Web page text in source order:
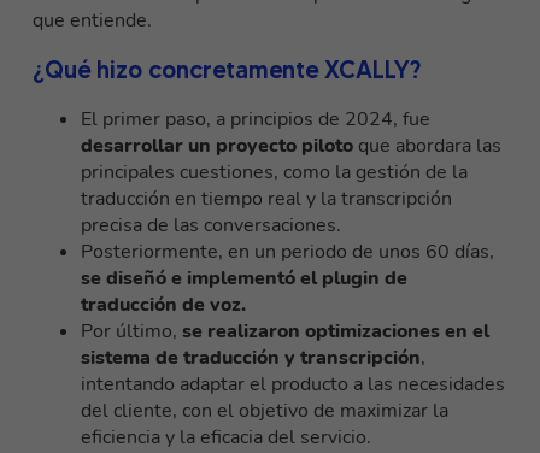
que entiende.
¿Qué hizo concretamente XCALLY?
El primer paso, a principios de 2024, fue
desarrollar un proyecto piloto que abordara las
principales cuestiones, como la gestión de la
traducción en tiempo real y la transcripción
precisa de las conversaciones.
Posteriormente, en un periodo de unos 60 días,
se diseñó e implementó el plugin de
traducción de voz.
Por último, se realizaron optimizaciones en el
sistema de traducción y transcripción,
intentando adaptar el producto a las necesidades
del cliente, con el objetivo de maximizar la
eficiencia y la eficacia del servicio.